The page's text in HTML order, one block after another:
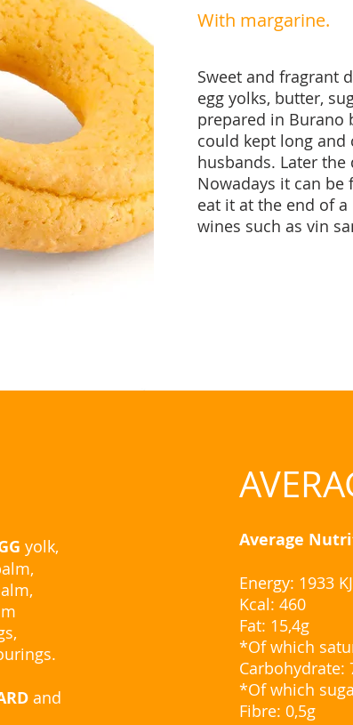
With margarine.
Sweet and fragrant
egg yolks, butter,
prepared in Burano
could kept long
husbands. Later the
Nowadays it can
eat it at the end of
wines such as vin
yolk,
and
Average
Energy: 1933 KJ
Kcal: 460
Fat: 15,4g
*Of which
Carbohydrate:
*Of which
Fibre: 0,5g